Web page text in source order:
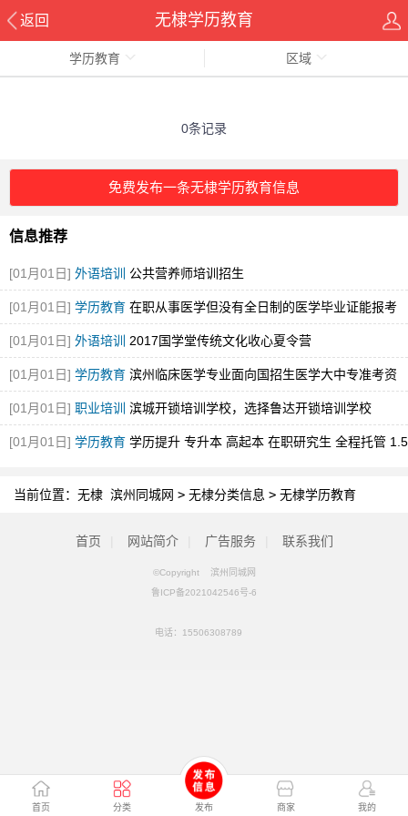
返回 无棣学历教育
首页 分类 发布 商家 我的
学历教育 区域
0条记录
免费发布一条无棣学历教育信息
信息推荐
[01月01日] 外语培训 公共营养师培训招生
[01月01日] 学历教育 在职从事医学但没有全日制的医学毕业证能报考
执业医师
[01月01日] 外语培训 2017国学堂传统文化收心夏令营
[01月01日] 学历教育 滨州临床医学专业面向国招生医学大中专准考资
格证
[01月01日] 职业培训 滨城开锁培训学校，选择鲁达开锁培训学校
[01月01日] 学历教育 学历提升 专升本 高起本 在职研究生 全程托管 1.5
当前位置： 无棣 滨州同城网 > 无棣分类信息 > 无棣学历教育
首页 网站简介 广告服务 联系我们
©Copyright 滨州同城网
鲁ICP备2021042546号-6
电话： 15506308789